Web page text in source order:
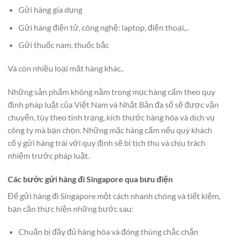
Gửi hàng gia dụng
Gửi hàng điện tử, công nghệ: laptop, điện thoại,..
Gửi thuốc nam, thuốc bắc
Và còn nhiều loại mặt hàng khác..
Những sản phẩm không nằm trong mục hàng cấm theo quy
định pháp luật của Việt Nam và Nhật Bản đa số sẽ được vận
chuyển, tùy theo tình trạng, kích thước hàng hóa và dịch vụ
công ty mà bạn chọn. Những mặc hàng cấm nếu quý khách
cố ý gửi hàng trái với quy định sẽ bị tịch thu và chịu trách
nhiệm trước pháp luật.
Các bước gửi hàng đi Singapore qua bưu điện
Để gửi hàng đi Singapore một cách nhanh chóng và tiết kiệm,
bạn cần thực hiện những bước sau:
Chuẩn bị đầy đủ hàng hóa và đóng thùng chắc chắn